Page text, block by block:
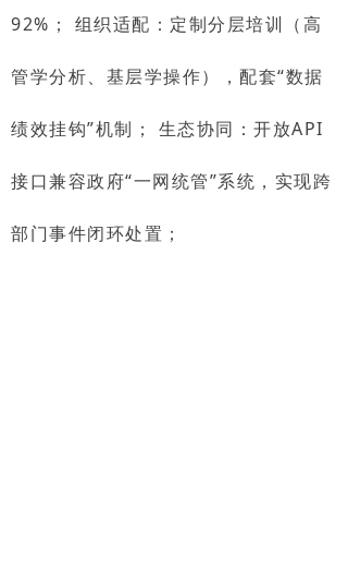
92%； 组织适配：定制分层培训（高
管学分析、基层学操作），配套“数据
绩效挂钩”机制； 生态协同：开放API
接口兼容政府“一网统管”系统，实现跨
部门事件闭环处置；